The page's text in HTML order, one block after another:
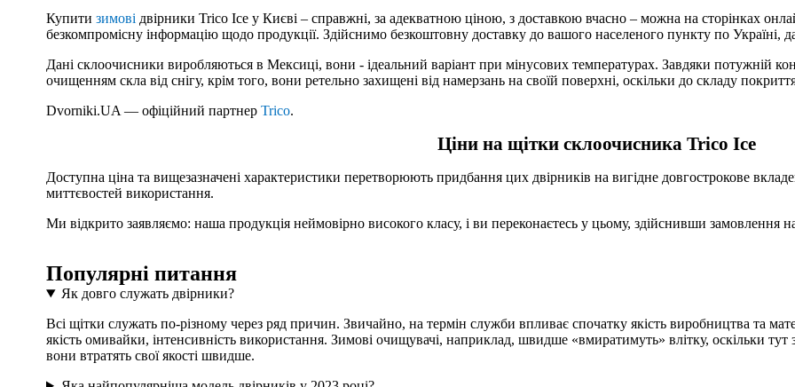
Купити зимові двірники Trico Ice у Києві – справжні, за адекватною ціною, з доставкою вчасно – можна на сторінках
безкомпромісну інформацію щодо продукції. Здійснимо безкоштовну доставку до вашого населеного пункту по Україні,
Дані склоочисники виробляються в Мексиці, вони - ідеальний варіант при мінусових температурах. Завдяки потужній
очищенням скла від снігу, крім того, вони ретельно захищені від намерзань на своїй поверхні, оскільки до складу
Dvorniki.UA — офіційний партнер Trico.
Ціни на щітки склоочисника Trico Ice
Доступна ціна та вищезазначені характеристики перетворюють придбання цих двірників на вигідне довгострокове
миттєвостей використання.
Ми відкрито заявляємо: наша продукція неймовірно високого класу, і ви переконаєтесь у цьому, здійснивши замовлення
Популярні питання
Як довго служать двірники?
Всі щітки служать по-різному через ряд причин. Звичайно, на термін служби впливає спочатку якість виробництва та
якість омивайки, інтенсивність використання. Зимові очищувачі, наприклад, швидше «вмиратимуть» влітку, оскільки тут
вони втратять свої якості швидше.